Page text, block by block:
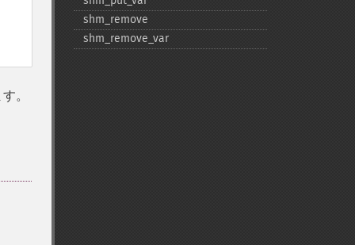
。
shm_​remove
shm_​remove_​var